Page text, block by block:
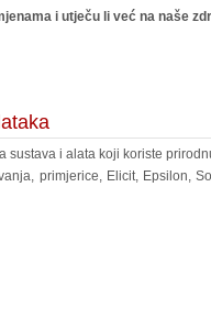
i utječu li već na naše
i alata koji koriste
primjerice, Elicit, Epsilon,